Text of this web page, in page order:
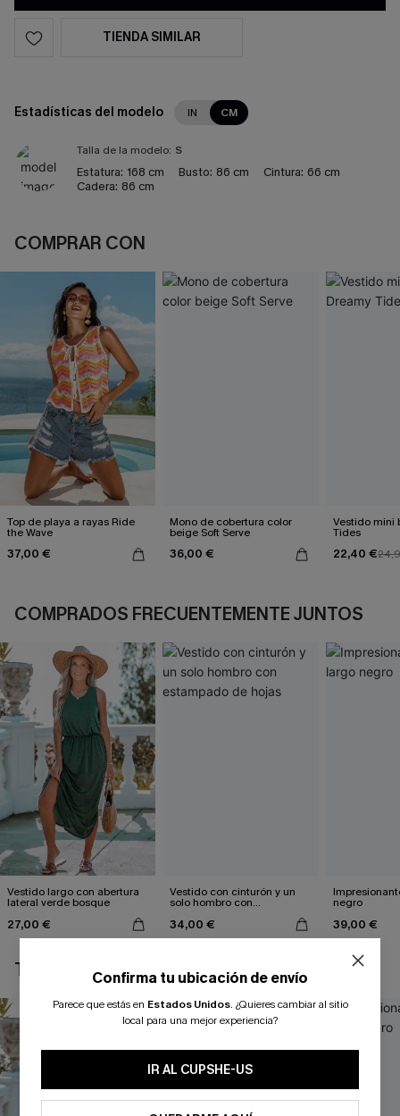
TIENDA SIMILAR
Estadísticas del modelo IN CM
Talla de la modelo: S
Estatura: 168 cm Busto: 86 cm Cintura: 66 cm
Cadera: 86 cm
COMPRAR CON
Top de playa a rayas Ride
the Wave
37,00 €
Mono de cobertura color
beige Soft Serve
36,00 €
Vestido mini
Tides
22,40 €
COMPRADOS FRECUENTEMENTE JUNTOS
Vestido largo con abertura
lateral verde bosque
27,00 €
Vestido con cinturón y un
solo hombro con
34,00 €
negro
39,00 €
TAMBIÉN TE PUEDE GUSTAR
Confirma tu ubicación de envío
Parece que estás en Estados Unidos. ¿Quieres cambiar al sitio
local para una mejor experiencia?
IR AL CUPSHE-US